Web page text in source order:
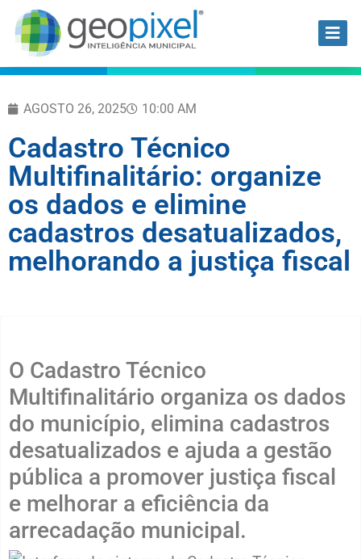
AGOSTO 26, 2025 10:00 AM
Cadastro Técnico
Multifinalitário: organize
os dados e elimine
cadastros desatualizados,
melhorando a justiça fiscal
O Cadastro Técnico
Multifinalitário organiza os dados
do município, elimina cadastros
desatualizados e ajuda a gestão
pública a promover justiça fiscal
e melhorar a eficiência da
arrecadação municipal.